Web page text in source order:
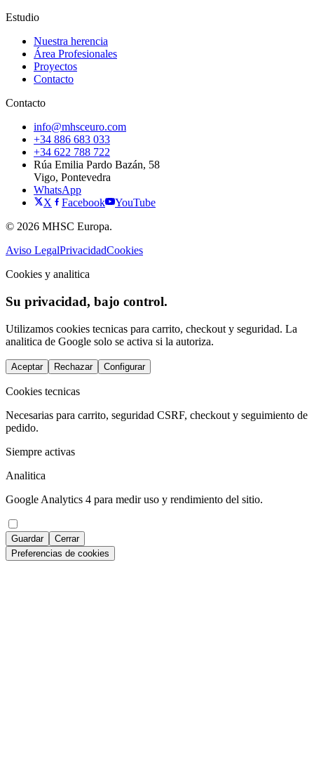
Estudio
Nuestra herencia
Área Profesionales
Proyectos
Contacto
Contacto
info@mhsceuro.com
+34 886 683 033
+34 622 788 722
Rúa Emilia Pardo Bazán, 58
Vigo, Pontevedra
WhatsApp
X
Facebook
YouTube
© 2026 MHSC Europa.
Aviso LegalPrivacidadCookies
Cookies y analitica
Su privacidad, bajo control.
Utilizamos cookies tecnicas para carrito, checkout y seguridad. La
analitica de Google solo se activa si la autoriza.
Aceptar Rechazar Configurar
Cookies tecnicas
Necesarias para carrito, seguridad CSRF, checkout y seguimiento de
pedido.
Siempre activas
Analitica
Google Analytics 4 para medir uso y rendimiento del sitio.
Guardar
Cerrar
Preferencias de cookies